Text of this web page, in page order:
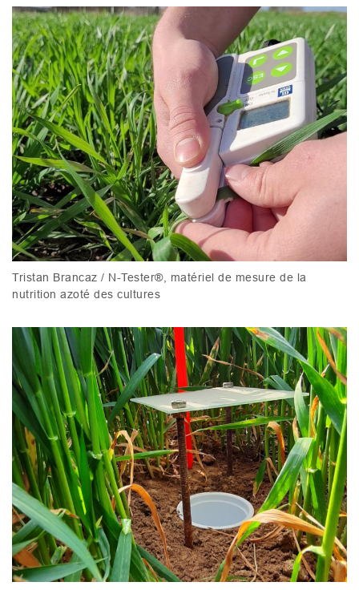
Tristan Brancaz / N-Tester®, matériel de mesure de la
nutrition azoté des cultures